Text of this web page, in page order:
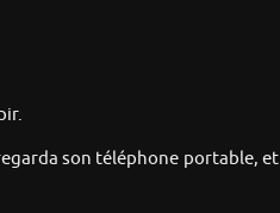
son téléphone portable,